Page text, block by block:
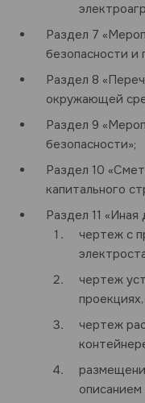
Раздел 7
безопасности и
Раздел 8
окружающей
Раздел 9
безопасности»;
Раздел 10
капитального
Раздел 11 «Иная
чертеж с
чертеж
проекциях,
чертеж